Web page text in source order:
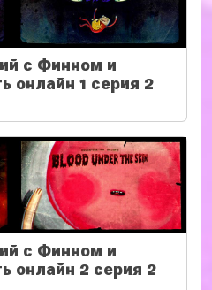
с Финном и
онлайн 1 серия 2
с Финном и
онлайн 2 серия 2